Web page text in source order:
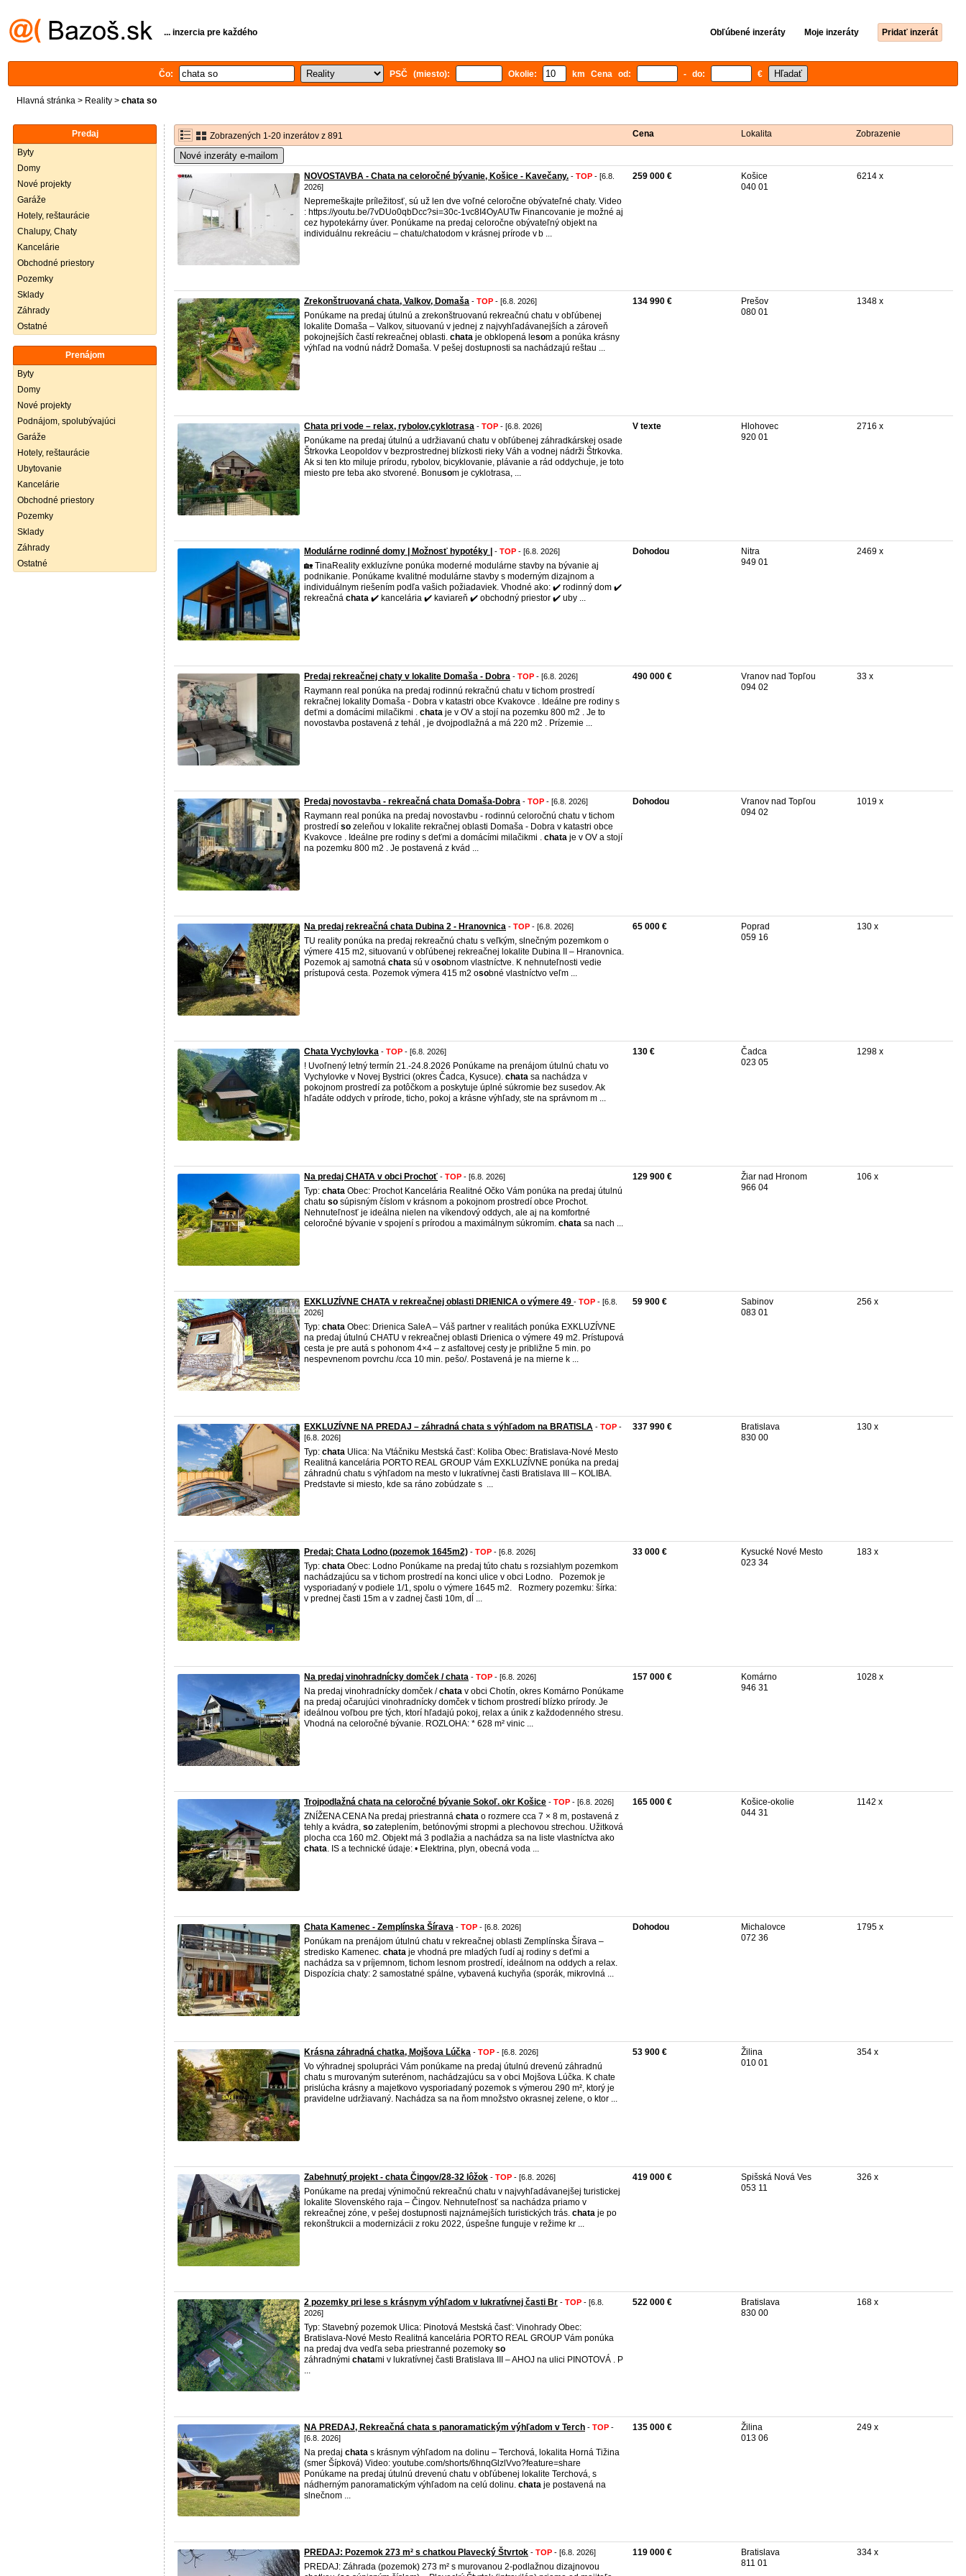
... inzercia pre každého Obľúbené inzeráty Moje inzeráty Pridať inzerát
Čo: PSČ (miesto): Okolie: km Cena od: - do: €
Hlavná stránka > Reality > chata so
Predaj
Byty
Domy
Nové projekty
Garáže
Hotely, reštaurácie
Chalupy, Chaty
Kancelárie
Obchodné priestory
Pozemky
Sklady
Záhrady
Ostatné
Prenájom
Byty
Domy
Nové projekty
Podnájom, spolubývajúci
Garáže
Hotely, reštaurácie
Ubytovanie
Kancelárie
Obchodné priestory
Pozemky
Sklady
Záhrady
Ostatné
Zobrazených 1-20 inzerátov z 891 Cena Lokalita Zobrazenie
Nové inzeráty e-mailom
NOVOSTAVBA - Chata na celoročné bývanie, Košice - Kavečany. - TOP - [6.8.
2026]
Nepremeškajte príležitosť, sú už len dve voľné celoročne obývateľné chaty. Video
: https://youtu.be/7vDUo0qbDcc?si=30c-1vc8I4OyAUTw Financovanie je možné aj
cez hypotekárny úver. Ponúkame na predaj celoročne obývateľný objekt na
individuálnu rekreáciu – chatu/chatodom v krásnej prírode v b ...
259 000 €
Košice
040 01
6214 x
Zrekonštruovaná chata, Valkov, Domaša - TOP - [6.8. 2026]
Ponúkame na predaj útulnú a zrekonštruovanú rekreačnú chatu v obľúbenej
lokalite Domaša – Valkov, situovanú v jednej z najvyhľadávanejších a zároveň
pokojnejších častí rekreačnej oblasti. chata je obklopená lesom a ponúka krásny
výhľad na vodnú nádrž Domaša. V pešej dostupnosti sa nachádzajú reštau ...
134 990 €
Prešov
080 01
1348 x
Chata pri vode – relax, rybolov,cyklotrasa - TOP - [6.8. 2026]
Ponúkame na predaj útulnú a udržiavanú chatu v obľúbenej záhradkárskej osade
Štrkovka Leopoldov v bezprostrednej blízkosti rieky Váh a vodnej nádrži Štrkovka.
Ak si ten kto miluje prírodu, rybolov, bicyklovanie, plávanie a rád oddychuje, je toto
miesto pre teba ako stvorené. Bonusom je cyklotrasa, ...
V texte
Hlohovec
920 01
2716 x
Modulárne rodinné domy | Možnosť hypotéky | - TOP - [6.8. 2026]
🏡 TinaReality exkluzívne ponúka moderné modulárne stavby na bývanie aj
podnikanie. Ponúkame kvalitné modulárne stavby s moderným dizajnom a
individuálnym riešením podľa vašich požiadaviek. Vhodné ako: ✔️ rodinný dom ✔️
rekreačná chata ✔️ kancelária ✔️ kaviareň ✔️ obchodný priestor ✔️ uby ...
Dohodou
Nitra
949 01
2469 x
Predaj rekreačnej chaty v lokalite Domaša - Dobra - TOP - [6.8. 2026]
Raymann real ponúka na predaj rodinnú rekračnú chatu v tichom prostredí
rekračnej lokality Domaša - Dobra v katastri obce Kvakovce . Ideálne pre rodiny s
deťmi a domácími milačikmi . chata je v OV a stojí na pozemku 800 m2 . Je to
novostavba postavená z tehál , je dvojpodlažná a má 220 m2 . Prízemie ...
490 000 €
Vranov nad Topľou
094 02
33 x
Predaj novostavba - rekreačná chata Domaša-Dobra - TOP - [6.8. 2026]
Raymann real ponúka na predaj novostavbu - rodinnú celoročnú chatu v tichom
prostredí so zeleňou v lokalite rekračnej oblasti Domaša - Dobra v katastri obce
Kvakovce . Ideálne pre rodiny s deťmi a domácími milačikmi . chata je v OV a stojí
na pozemku 800 m2 . Je postavená z kvád ...
Dohodou
Vranov nad Topľou
094 02
1019 x
Na predaj rekreačná chata Dubina 2 - Hranovnica - TOP - [6.8. 2026]
TU reality ponúka na predaj rekreačnú chatu s veľkým, slnečným pozemkom o
výmere 415 m2, situovanú v obľúbenej rekreačnej lokalite Dubina II – Hranovnica.
Pozemok aj samotná chata sú v osobnom vlastníctve. K nehnuteľnosti vedie
prístupová cesta. Pozemok výmera 415 m2 osobné vlastníctvo veľm ...
65 000 €
Poprad
059 16
130 x
Chata Vychylovka - TOP - [6.8. 2026]
! Uvoľnený letný termín 21.-24.8.2026 Ponúkame na prenájom útulnú chatu vo
Vychylovke v Novej Bystrici (okres Čadca, Kysuce). chata sa nachádza v
pokojnom prostredí za potôčkom a poskytuje úplné súkromie bez susedov. Ak
hľadáte oddych v prírode, ticho, pokoj a krásne výhľady, ste na správnom m ...
130 €
Čadca
023 05
1298 x
Na predaj CHATA v obci Prochoť - TOP - [6.8. 2026]
Typ: chata Obec: Prochot Kancelária Realitné Očko Vám ponúka na predaj útulnú
chatu so súpisným číslom v krásnom a pokojnom prostredí obce Prochot.
Nehnuteľnosť je ideálna nielen na víkendový oddych, ale aj na komfortné
celoročné bývanie v spojení s prírodou a maximálnym súkromím. chata sa nach ...
129 900 €
Žiar nad Hronom
966 04
106 x
EXKLUZÍVNE CHATA v rekreačnej oblasti DRIENICA o výmere 49 - TOP - [6.8.
2026]
Typ: chata Obec: Drienica SaleA – Váš partner v realitách ponúka EXKLUZÍVNE
na predaj útulnú CHATU v rekreačnej oblasti Drienica o výmere 49 m2. Prístupová
cesta je pre autá s pohonom 4×4 – z asfaltovej cesty je približne 5 min. po
nespevnenom povrchu /cca 10 min. pešo/. Postavená je na mierne k ...
59 900 €
Sabinov
083 01
256 x
EXKLUZÍVNE NA PREDAJ – záhradná chata s výhľadom na BRATISLA - TOP -
[6.8. 2026]
Typ: chata Ulica: Na Vtáčniku Mestská časť: Koliba Obec: Bratislava-Nové Mesto
Realitná kancelária PORTO REAL GROUP Vám EXKLUZÍVNE ponúka na predaj
záhradnú chatu s výhľadom na mesto v lukratívnej časti Bratislava III – KOLIBA.
Predstavte si miesto, kde sa ráno zobúdzate s ...
337 990 €
Bratislava
830 00
130 x
Predaj: Chata Lodno (pozemok 1645m2) - TOP - [6.8. 2026]
Typ: chata Obec: Lodno Ponúkame na predaj túto chatu s rozsiahlym pozemkom
nachádzajúcu sa v tichom prostredí na konci ulice v obci Lodno. Pozemok je
vysporiadaný v podiele 1/1, spolu o výmere 1645 m2. Rozmery pozemku: šírka:
v prednej časti 15m a v zadnej časti 10m, dĺ ...
33 000 €
Kysucké Nové Mesto
023 34
183 x
Na predaj vinohradnícky domček / chata - TOP - [6.8. 2026]
Na predaj vinohradnícky domček /chata v obci Chotín, okres Komárno Ponúkame
na predaj očarujúci vinohradnícky domček v tichom prostredí blízko prírody. Je
ideálnou voľbou pre tých, ktorí hľadajú pokoj, relax a únik z každodenného stresu.
Vhodná na celoročné bývanie. ROZLOHA: * 628 m² vinic ...
157 000 €
Komárno
946 31
1028 x
Trojpodlažná chata na celoročné bývanie Sokoľ. okr Košice - TOP - [6.8. 2026]
ZNÍŽENA CENA Na predaj priestranná chata o rozmere cca 7 × 8 m, postavená z
tehly a kvádra, so zateplením, betónovými stropmi a plechovou strechou. Užitková
plocha cca 160 m2. Objekt má 3 podlažia a nachádza sa na liste vlastníctva ako
chata. IS a technické údaje: • Elektrina, plyn, obecná voda ...
165 000 €
Košice-okolie
044 31
1142 x
Chata Kamenec - Zemplínska Šírava - TOP - [6.8. 2026]
Ponúkam na prenájom útulnú chatu v rekreačnej oblasti Zemplínska Šírava –
stredisko Kamenec. chata je vhodná pre mladých ľudí aj rodiny s deťmi a
nachádza sa v príjemnom, tichom lesnom prostredí, ideálnom na oddych a relax.
Dispozícia chaty: 2 samostatné spálne, vybavená kuchyňa (sporák, mikrovlná ...
Dohodou
Michalovce
072 36
1795 x
Krásna záhradná chatka, Mojšova Lúčka - TOP - [6.8. 2026]
Vo výhradnej spolupráci Vám ponúkame na predaj útulnú drevenú záhradnú
chatu s murovaným suterénom, nachádzajúcu sa v obci Mojšova Lúčka. K chate
prislúcha krásny a majetkovo vysporiadaný pozemok s výmerou 290 m², ktorý je
pravidelne udržiavaný. Nachádza sa na ňom množstvo okrasnej zelene, o ktor ...
53 900 €
Žilina
010 01
354 x
Zabehnutý projekt - chata Čingov/28-32 lôžok - TOP - [6.8. 2026]
Ponúkame na predaj výnimočnú rekreačnú chatu v najvyhľadávanejšej turistickej
lokalite Slovenského raja – Čingov. Nehnuteľnosť sa nachádza priamo v
rekreačnej zóne, v pešej dostupnosti najznámejších turistických trás. chata je po
rekonštrukcii a modernizácii z roku 2022, úspešne funguje v režime kr ...
419 000 €
Spišská Nová Ves
053 11
326 x
2 pozemky pri lese s krásnym výhľadom v lukratívnej časti Br - TOP - [6.8.
2026]
Typ: Stavebný pozemok Ulica: Pinotová Mestská časť: Vinohrady Obec:
Bratislava-Nové Mesto Realitná kancelária PORTO REAL GROUP Vám ponúka
na predaj dva vedľa seba priestranné pozemoky so
záhradnými chatami v lukratívnej časti Bratislava III – AHOJ na ulici PINOTOVÁ . P
...
522 000 €
Bratislava
830 00
168 x
NA PREDAJ, Rekreačná chata s panoramatickým výhľadom v Terch - TOP -
[6.8. 2026]
Na predaj chata s krásnym výhľadom na dolinu – Terchová, lokalita Horná Tižina
(smer Šípková) Video: youtube.com/shorts/6hnqGlzlVvo?feature=share
Ponúkame na predaj útulnú drevenú chatu v obľúbenej lokalite Terchová, s
nádherným panoramatickým výhľadom na celú dolinu. chata je postavená na
slnečnom ...
135 000 €
Žilina
013 06
249 x
PREDAJ: Pozemok 273 m² s chatkou Plavecký Štvrtok - TOP - [6.8. 2026]
PREDAJ: Záhrada (pozemok) 273 m² s murovanou 2-podlažnou dizajnovou
119 000 €
Bratislava
811 01
334 x